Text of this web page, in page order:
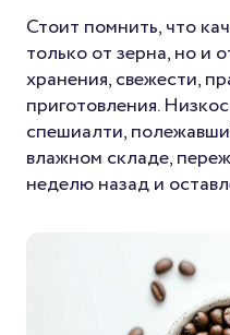
Стоит помнить, что
только от зерна, но и
хранения, свежести,
приготовления.
спешиалти,
влажном складе,
неделю назад и